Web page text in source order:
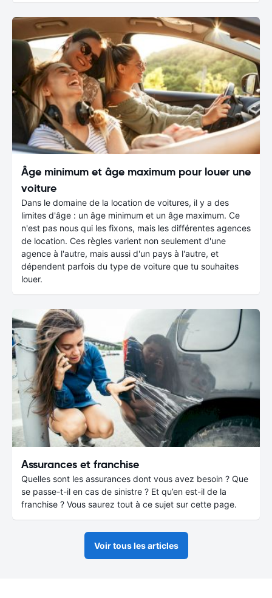
Âge minimum et âge maximum pour louer une
voiture
Dans le domaine de la location de voitures, il y a des
limites d'âge : un âge minimum et un âge maximum. Ce
n'est pas nous qui les fixons, mais les différentes agences
de location. Ces règles varient non seulement d'une
agence à l'autre, mais aussi d'un pays à l'autre, et
dépendent parfois du type de voiture que tu souhaites
louer.
Assurances et franchise
Quelles sont les assurances dont vous avez besoin ? Que
se passe-t-il en cas de sinistre ? Et qu’en est-il de la
franchise ? Vous saurez tout à ce sujet sur cette page.
Voir tous les articles